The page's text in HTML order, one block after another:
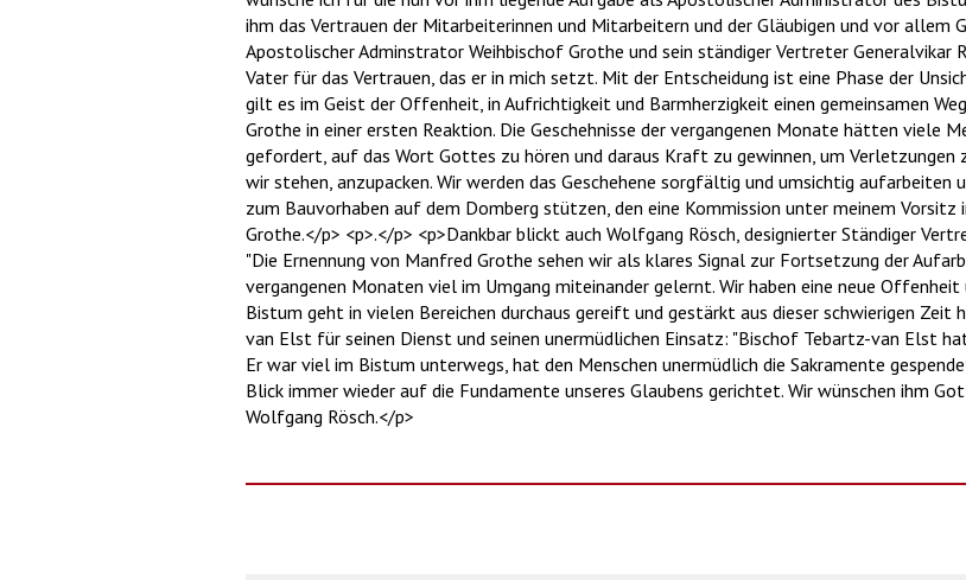
ihm das Vertrauen der Mitarbeiterinnen und Mitarbeitern und der Gläubigen und vor allem
Apostolischer Adminstrator Weihbischof Grothe und sein ständiger Vertreter Generalvikar
Vater für das Vertrauen, das er in mich setzt. Mit der Entscheidung ist eine Phase der
gilt es im Geist der Offenheit, in Aufrichtigkeit und Barmherzigkeit einen gemeinsamen
Grothe in einer ersten Reaktion. Die Geschehnisse der vergangenen Monate hätten viele
gefordert, auf das Wort Gottes zu hören und daraus Kraft zu gewinnen, um Verletzungen
wir stehen, anzupacken. Wir werden das Geschehene sorgfältig und umsichtig
zum Bauvorhaben auf dem Domberg stützen, den eine Kommission unter meinem
Grothe.</p> <p>.</p> <p>Dankbar blickt auch Wolfgang Rösch, designierter Ständiger
"Die Ernennung von Manfred Grothe sehen wir als klares Signal zur Fortsetzung der
vergangenen Monaten viel im Umgang miteinander gelernt. Wir haben eine neue
Bistum geht in vielen Bereichen durchaus gereift und gestärkt aus dieser schwierigen Zeit
van Elst für seinen Dienst und seinen unermüdlichen Einsatz: "Bischof Tebartz-van Elst
Er war viel im Bistum unterwegs, hat den Menschen unermüdlich die Sakramente
Blick immer wieder auf die Fundamente unseres Glaubens gerichtet. Wir wünschen ihm
Wolfgang Rösch.</p>